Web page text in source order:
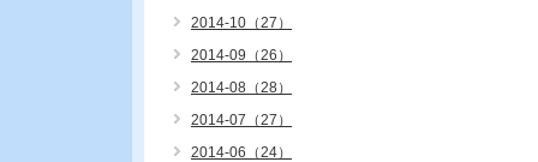
2014-10（27）
2014-09（26）
2014-08（28）
2014-07（27）
2014-06（24）